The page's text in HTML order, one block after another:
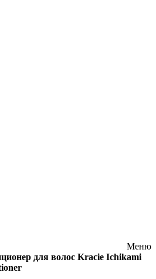
Меню
для волос Kracie Ichikami